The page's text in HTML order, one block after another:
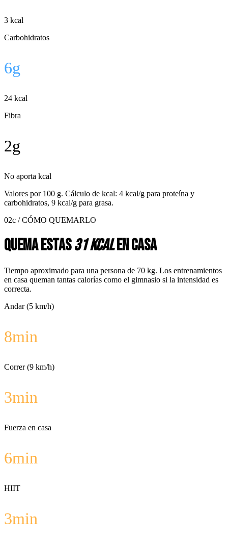
3 kcal
Carbohidratos
6g
24 kcal
Fibra
2g
No aporta kcal
Valores por 100 g. Cálculo de kcal: 4 kcal/g para proteína y
carbohidratos, 9 kcal/g para grasa.
02c / CÓMO QUEMARLO
Quema estas31 kcalen casa
Tiempo aproximado para una persona de 70 kg. Los entrenamientos
en casa queman tantas calorías como el gimnasio si la intensidad es
correcta.
Andar (5 km/h)
8min
Correr (9 km/h)
3min
Fuerza en casa
6min
HIIT
3min